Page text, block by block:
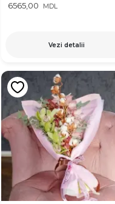
6565,00 MDL
Vezi detalii